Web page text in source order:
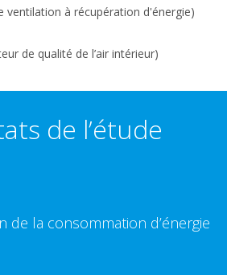
ventilation à récupération d'énergie)
de qualité de l’air intérieur)
de l’étude
de la consommation d’énergie